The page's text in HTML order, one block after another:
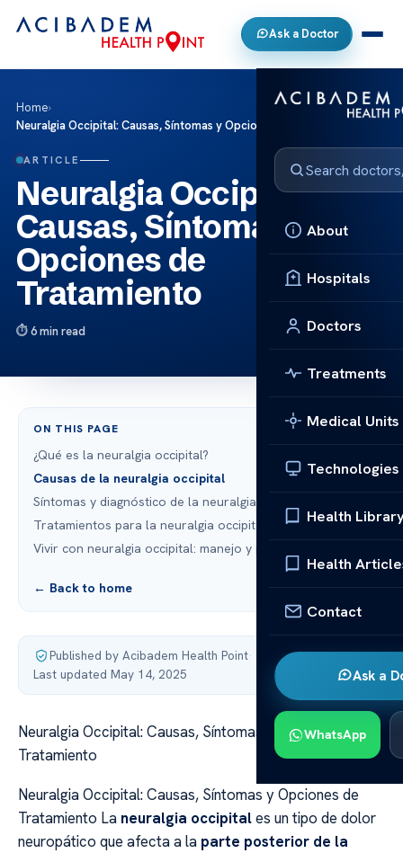
Ask a Doctor
About
Hospitals
Doctors
Treatments
Medical Units
Technologies
Health
Health
Contact
Ask a
WhatsApp
Home›
Neuralgia Occipital: Causas, Síntomas y Opciones de Tratamiento
ARTICLE
Neuralgia Occipital:
Causas, Síntomas y
Opciones de
Tratamiento
6 min read
ON THIS PAGE
¿Qué es la neuralgia occipital?
Causas de la neuralgia occipital
Síntomas y diagnóstico de la neuralgia occipital
Tratamientos para la neuralgia occipital
Vivir con neuralgia occipital: manejo y perspectivas
← Back to home
Published by Acibadem Health Point·
Last updated May 14, 2025
Neuralgia Occipital: Causas, Síntomas y Opciones de
Tratamiento
Neuralgia Occipital: Causas, Síntomas y Opciones de
Tratamiento La neuralgia occipitales un tipo de dolor
neuropático que afecta a la parte posterior de la